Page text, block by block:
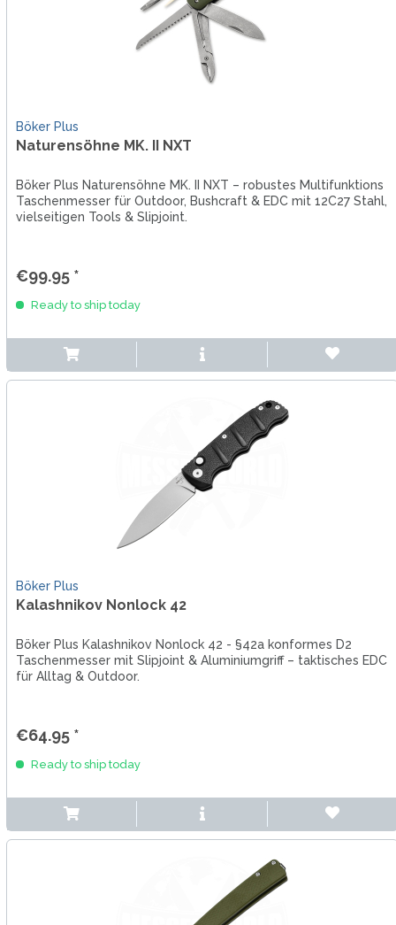
Böker Plus
Naturensöhne MK. II NXT
Böker Plus Naturensöhne MK. II NXT – robustes Multifunktions
Taschenmesser für Outdoor, Bushcraft & EDC mit 12C27 Stahl,
vielseitigen Tools & Slipjoint.
€99.95 *
Ready to ship today
Böker Plus
Kalashnikov Nonlock 42
Böker Plus Kalashnikov Nonlock 42 - §42a konformes D2
Taschenmesser mit Slipjoint & Aluminiumgriff – taktisches EDC
für Alltag & Outdoor.
€64.95 *
Ready to ship today